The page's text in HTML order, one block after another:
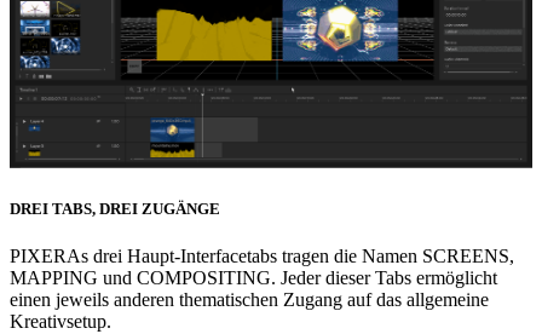
DREI TABS, DREI ZUGÄNGE
PIXERAs drei Haupt-Interfacetabs tragen die Namen SCREENS,
MAPPING und COMPOSITING. Jeder dieser Tabs ermöglicht
einen jeweils anderen thematischen Zugang auf das allgemeine
Kreativsetup.